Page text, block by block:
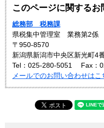
このページに関するお
総務部 税務課
県税集中管理室 業務第2係
〒950-8570
新潟県新潟市中央区新光町
Tel：025-280-5051
Fax：
メールでのお問い合わせはこ